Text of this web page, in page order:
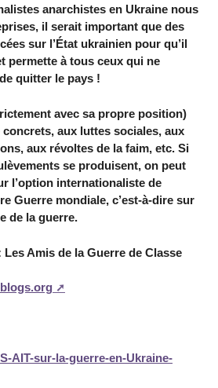
anarchistes en Ukraine nous
il serait important que des
sur l’État ukrainien pour qu’il
permette à tous ceux qui ne
quitter le pays !
avec sa propre position)
aux luttes sociales, aux
aux révoltes de la faim, etc. Si
se produisent, on peut
l’option internationaliste de
Guerre mondiale, c’est-à-dire sur
de la guerre.
Amis de la Guerre de Classe
AIT-sur-la-guerre-en-Ukraine-